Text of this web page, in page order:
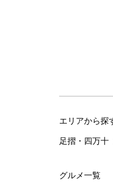
エリアから探
足摺・四万十
グルメ一覧